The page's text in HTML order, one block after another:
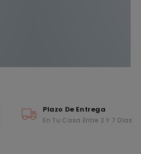
Plazo De Entrega
En Tu Casa Entre 2 Y 7 Días